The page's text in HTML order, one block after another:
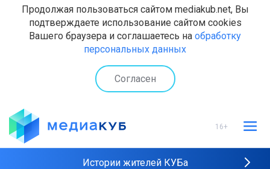
Продолжая пользоваться сайтом mediakub.net, Вы
подтверждаете использование сайтом cookies
Вашего браузера и соглашаетесь на обработку
персональных данных
Согласен
16+
Истории жителей КУБа